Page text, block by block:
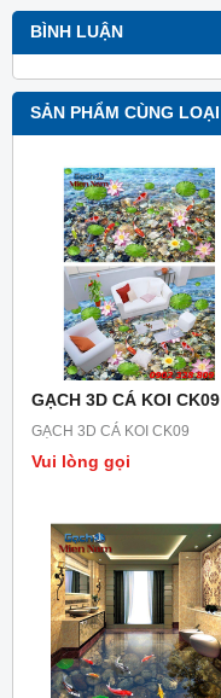
BÌNH LUẬN
SẢN PHẨM CÙNG LOẠI
GẠCH 3D CÁ KOI CK09
GẠCH 3D CÁ KOI CK09
Vui lòng gọi